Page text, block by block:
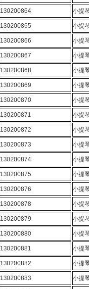
130200864 小提
130200865 小提
130200866 小提
130200867 小提
130200868 小提
130200869 小提
130200870 小提
130200871 小提
130200872 小提
130200873 小提
130200874 小提
130200875 小提
130200876 小提
130200878 小提
130200879 小提
130200880 小提
130200881 小提
130200882 小提
130200883 小提